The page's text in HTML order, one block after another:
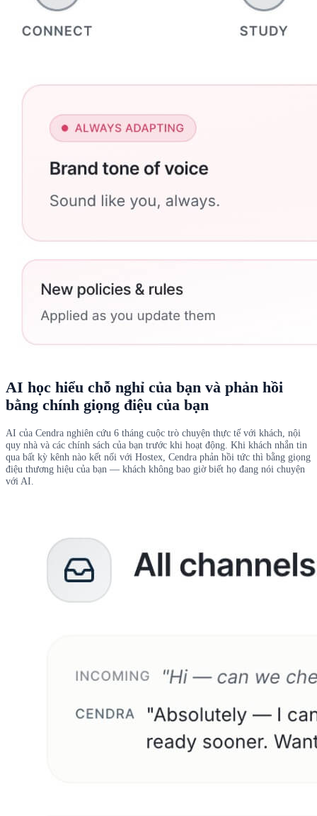
AI học hiểu chỗ nghỉ của bạn và phản hồi
bằng chính giọng điệu của bạn
AI của Cendra nghiên cứu 6 tháng cuộc trò chuyện thực tế với khách, nội
quy nhà và các chính sách của bạn trước khi hoạt động. Khi khách nhắn tin
qua bất kỳ kênh nào kết nối với Hostex, Cendra phản hồi tức thì bằng giọng
điệu thương hiệu của bạn — khách không bao giờ biết họ đang nói chuyện
với AI.